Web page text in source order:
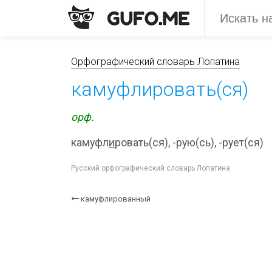
Орфографический словарь Лопатина
камуфлировать(ся)
орф.
камуфлировать(ся), -рую(сь), -рует(ся)
Русский орфографический словарь Лопатина
камуфлированный